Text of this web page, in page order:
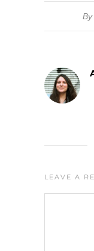
By
LEAVE A